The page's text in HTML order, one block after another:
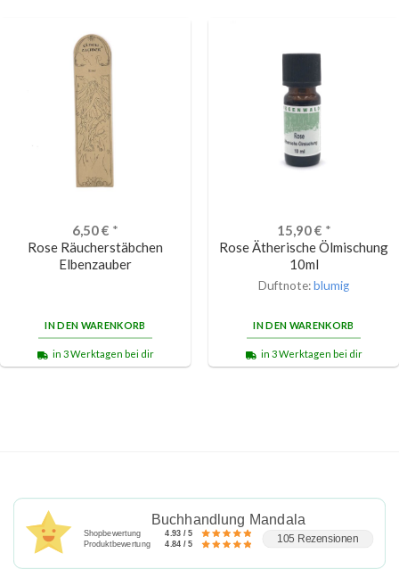
6,50€ *
Rose Räucherstäbchen
Elbenzauber
IN DEN WARENKORB
in 3 Werktagen bei dir
15,90€ *
Rose Ätherische Ölmischung
10ml
Duftnote:blumig
IN DEN WARENKORB
in 3 Werktagen bei dir
Buchhandlung Mandala
Shopbewertung 4.93 / 5
Produktbewertung 4.84 / 5 105 Rezensionen